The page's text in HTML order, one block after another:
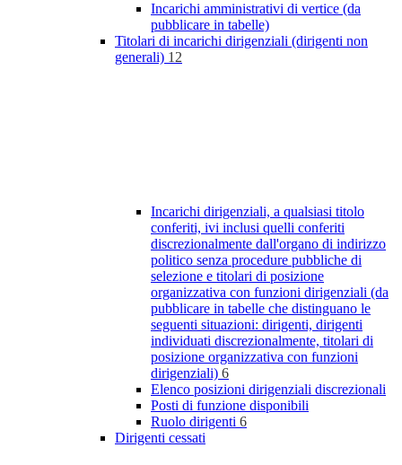
Incarichi amministrativi di vertice (da
pubblicare in tabelle)
Titolari di incarichi dirigenziali (dirigenti non
generali) 12
Incarichi dirigenziali, a qualsiasi titolo
conferiti, ivi inclusi quelli conferiti
discrezionalmente dall'organo di indirizzo
politico senza procedure pubbliche di
selezione e titolari di posizione
organizzativa con funzioni dirigenziali (da
pubblicare in tabelle che distinguano le
seguenti situazioni: dirigenti, dirigenti
individuati discrezionalmente, titolari di
posizione organizzativa con funzioni
dirigenziali) 6
Elenco posizioni dirigenziali discrezionali
Posti di funzione disponibili
Ruolo dirigenti 6
Dirigenti cessati